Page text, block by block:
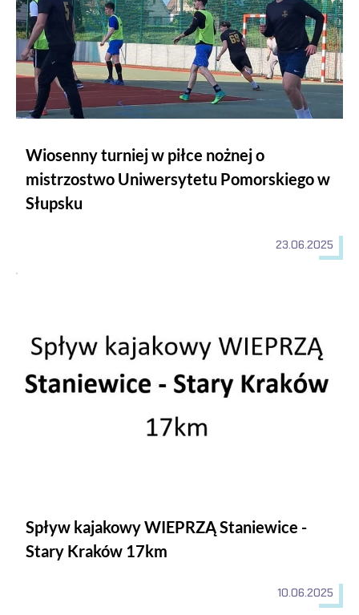
Wiosenny turniej w piłce nożnej o
mistrzostwo Uniwersytetu Pomorskiego w
Słupsku
23.06.2025
Spływ kajakowy WIEPRZĄ Staniewice -
Stary Kraków 17km
10.06.2025